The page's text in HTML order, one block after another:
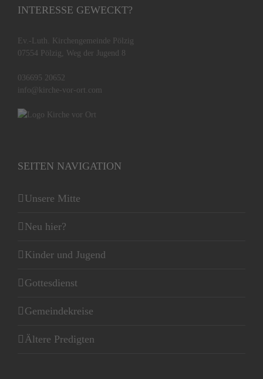
INTERESSE GEWECKT?
Ev.-Luth. Kirchengemeinde Pölzig
07554 Pölzig, Weg der Jugend 8
036695 20652
info@kirche-vor-ort.com
SEITEN NAVIGATION
Unsere Mitte
Neu hier?
Kinder und Jugend
Gottesdienst
Gemeindekreise
Ältere Predigten